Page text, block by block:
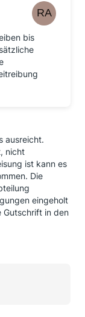
bis
ausreicht.
nicht
ist kann es
Die
eingeholt
Gutschrift in den